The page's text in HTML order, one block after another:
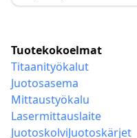
korkean sitkeyden
puhdistukseen ja
poistoon
Tuotekokoelmat
Titaanityökalut
Juotosasema
Mittaustyökalu
Lasermittauslaite
JuotoskolviJuotoskärjet